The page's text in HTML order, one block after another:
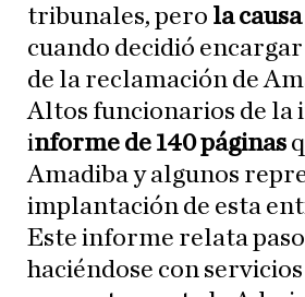
tribunales, pero la
cuando decidió
de la reclamación de
Altos funcionarios de la
informe de 140 páginas
Amadiba y algunos
implantación de esta
Este informe relata
haciéndose con